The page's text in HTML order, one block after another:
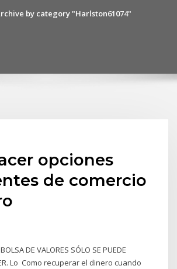
by category "Harlston61074"
opciones
de comercio
DE VALORES SÓLO SE PUEDE
Lo Como recuperar el dinero cuando